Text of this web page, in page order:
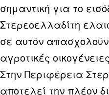
σημαντική για το
Στερεοελλαδίτη
σε αυτόν
αγροτικές
Στην Περιφέρεια
αποτελεί την πλέον